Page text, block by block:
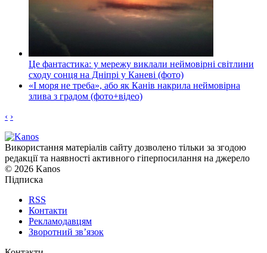
Це фантастика: у мережу виклали неймовірні світлини
сходу сонця на Дніпрі у Каневі (фото)
«І моря не треба», або як Канів накрила неймовірна
злива з градом (фото+відео)
‹ ›
Використання матеріалів сайту дозволено тільки за згодою
редакції та наявності активного гіперпосилання на джерело
© 2026 Kanos
Підписка
RSS
Контакти
Рекламодавцям
Зворотний зв’язок